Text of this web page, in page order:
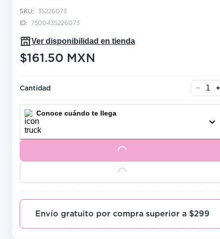
SKU:
35226073
ID:
7500435226073
Ver disponibilidad en tienda
$161.50 MXN
precio actual $161.50
Cantidad − +
Conoce cuándo te llega
Loading...
Loading...
Envío gratuito por compra superior a $299